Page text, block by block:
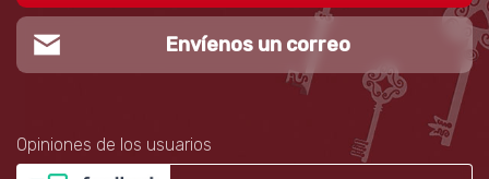
Envíenos un correo
Opiniones de los usuarios